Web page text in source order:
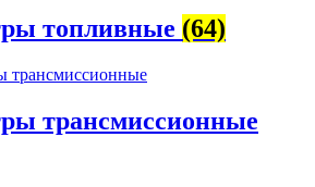
топливные (64)
трансмиссионные